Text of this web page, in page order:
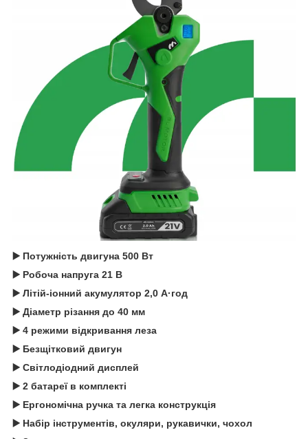
▶️ Потужність двигуна 500 Вт
▶️ Робоча напруга 21 В
▶️ Літій-іонний акумулятор 2,0 А·год
▶️ Діаметр різання до 40 мм
▶️ 4 режими відкривання леза
▶️ Безщітковий двигун
▶️ Світлодіодний дисплей
▶️ 2 батареї в комплекті
▶️ Ергономічна ручка та легка конструкція
▶️ Набір інструментів, окуляри, рукавички, чохол